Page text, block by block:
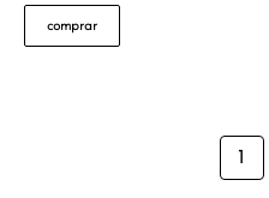
comprar
1